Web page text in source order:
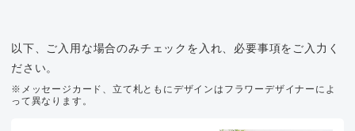
以下、ご入用な場合のみチェックを入れ、必要事項をご入力く
ださい。
※メッセージカード、立て札ともにデザインはフラワーデザイナーによ
って異なります。